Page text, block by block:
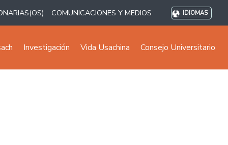
COMUNICACIONES Y MEDIOS IDIOMAS
Investigación Vida Usachina Consejo Universitario